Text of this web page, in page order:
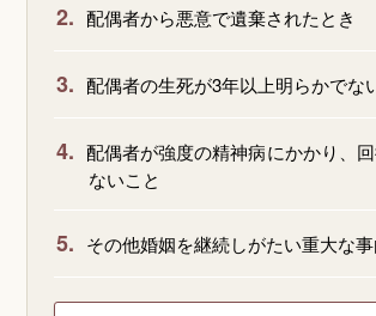
2. 配偶者から悪意で遺棄されたとき
3. 配偶者の生死が3年以上明らかでな
4. 配偶者が強度の精神病にかかり、
ないこと
5. その他婚姻を継続しがたい重大な